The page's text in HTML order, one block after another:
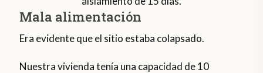
Mala alimentación
Era evidente que el sitio estaba colapsado.
Nuestra vivienda tenía una capacidad de 10